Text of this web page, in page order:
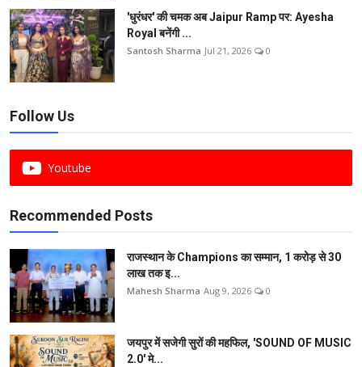
'धुरंधर' की चमक अब Jaipur Ramp पर: Ayesha
Royal बनेंगी ...
Santosh Sharma Jul 21, 2026 0
Follow Us
Youtube
Recommended Posts
राजस्थान के Champions का सम्मान, 1 करोड़ से 30
लाख तक इ...
Mahesh Sharma Aug 9, 2026 0
जयपुर में सजेगी सुरों की महफिल, 'SOUND OF MUSIC
2.0' मे...